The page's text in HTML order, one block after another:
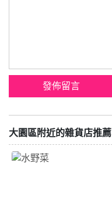
大園區附近的雜貨店推薦